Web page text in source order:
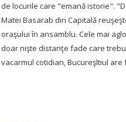
de locurile care "emană istorie".
Matei Basarab din Capitală
oraşului în ansamblu. Cele mai
doar nişte distanţe fade care
vacarmul cotidian, Bucureşltiul